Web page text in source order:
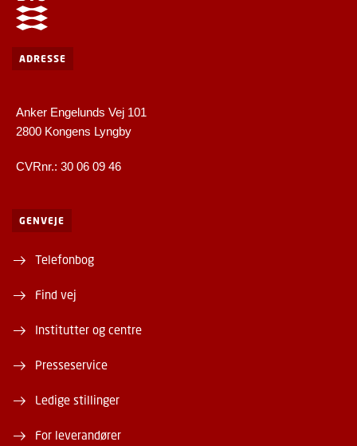
ADRESSE
Anker Engelunds Vej 101
2800 Kongens Lyngby
CVRnr.: 30 06 09 46
GENVEJE
Telefonbog
Find vej
Institutter og centre
Presseservice
Ledige stillinger
For leverandører